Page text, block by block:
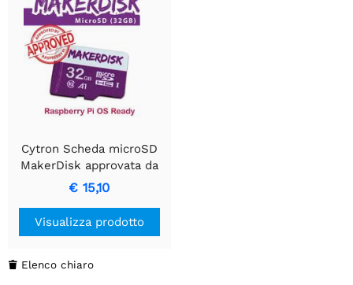
Cytron Scheda microSD
MakerDisk approvata da
Raspberry Pi con sistema
operativo RPi - 32 GB
€ 15,10
Visualizza prodotto
 Elenco chiaro